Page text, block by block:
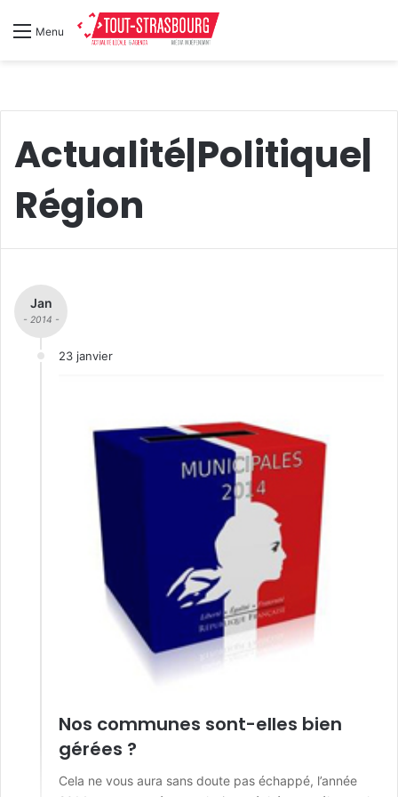
Menu
Actualité|Politique|
Région
Jan
- 2014 -
23 janvier
Nos communes sont-elles bien
gérées ?
Cela ne vous aura sans doute pas échappé, l’année